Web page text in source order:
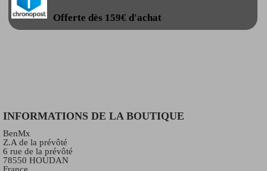
Offerte dès 159€ d'achat
INFORMATIONS DE LA BOUTIQUE
BenMx
Z.A de la prévôté
6 rue de la prévôté
78550 HOUDAN